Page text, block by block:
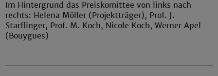
Im Hintergrund das Preiskomittee von links nach
rechts: Helena Möller (Projektträger), Prof. J.
Starflinger, Prof. M. Koch, Nicole Koch, Werner Apel
(Bouygues)